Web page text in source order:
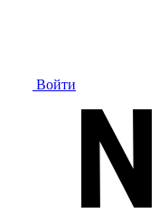
Войти